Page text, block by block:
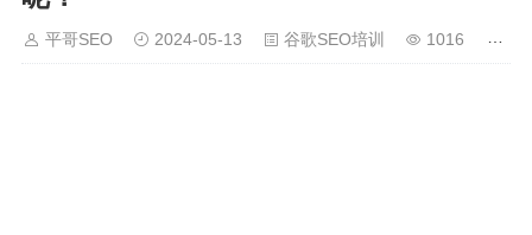
平哥SEO 2024-05-13 谷歌SEO培训 1016